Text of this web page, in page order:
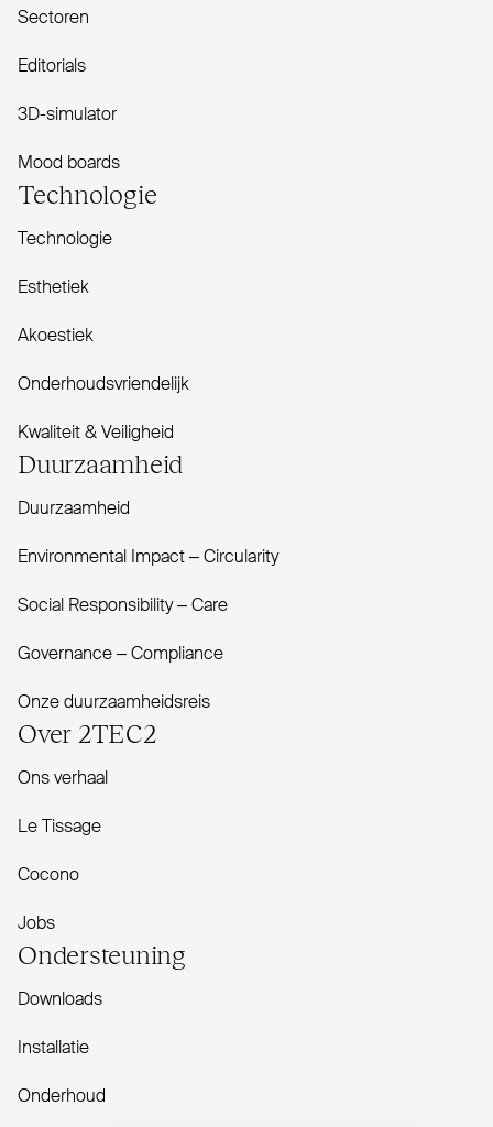
Sectoren
Editorials
3D-simulator
Mood boards
Tech­nologie
Technologie
Esthetiek
Akoestiek
Onderhoudsvriendelijk
Kwaliteit & Veiligheid
Duur­zaamheid
Duurzaamheid
Envi­ronmental Impact – Cir­cularity
Social Responsibility – Care
Governance – Com­pliance
Onze duurzaamheidsreis
Over 2TEC2
Ons verhaal
Le Tissage
Cocono
Jobs
Onder­steuning
Downloads
Installatie
Onderhoud